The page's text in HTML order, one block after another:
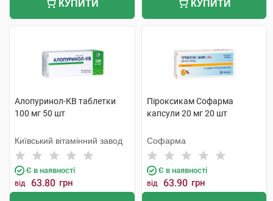
КУПИТИ КУПИТИ
Алопуринол-КВ таблетки
100 мг 50 шт
Київський вітамінний завод
Є в наявності
від 63.80 грн
Піроксикам Софарма
капсули 20 мг 20 шт
Софарма
Є в наявності
від 63.90 грн